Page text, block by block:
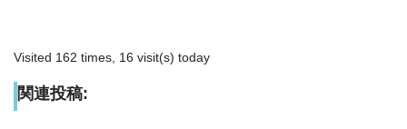
Visited 162 times, 16 visit(s) today
関連投稿: